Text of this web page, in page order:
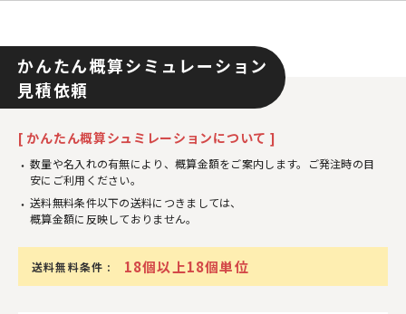
かんたん概算シミュレーション
見積依頼
[ かんたん概算シュミレーションについて ]
数量や名入れの有無により、概算金額をご案内します。ご発注時の目
安にご利用ください。
送料無料条件以下の送料につきましては、
概算金額に反映しておりません。
送料無料条件 : 18個以上18個単位